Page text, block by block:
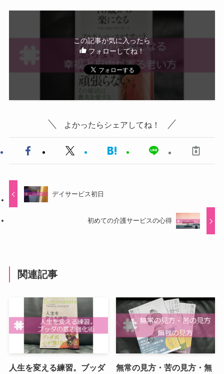
この記事が気に入ったら
フォローしてね！
よかったらシェアしてね！
デイサービス初日
初めての介護サービスの心得
関連記事
人生を変える練習。ブッダ
無常の見方・苦の見方・無